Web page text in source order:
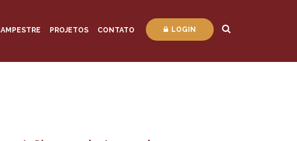
PROJETOS CONTATO LOGIN